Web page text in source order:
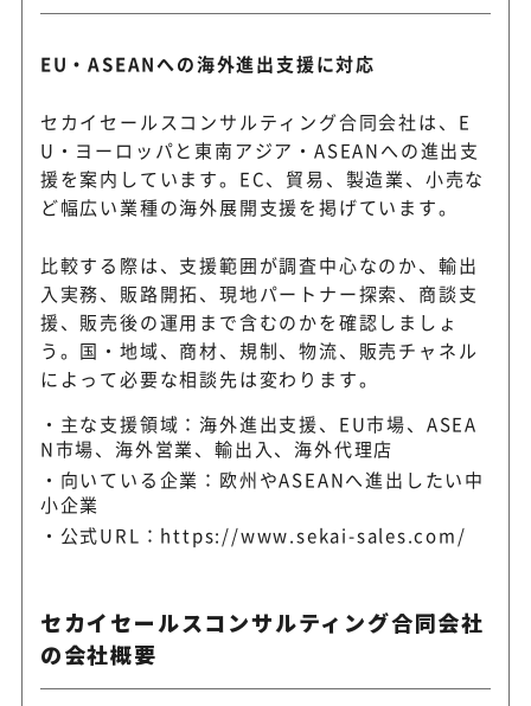
EU・ASEANへの海外進出支援に対応
セカイセールスコンサルティング合同会社は、E
U・ヨーロッパと東南アジア・ASEANへの進出支
援を案内しています。EC、貿易、製造業、小売な
ど幅広い業種の海外展開支援を掲げています。
比較する際は、支援範囲が調査中心なのか、輸出
入実務、販路開拓、現地パートナー探索、商談支
援、販売後の運用まで含むのかを確認しましょ
う。国・地域、商材、規制、物流、販売チャネル
によって必要な相談先は変わります。
主な支援領域：海外進出支援、EU市場、ASEA
N市場、海外営業、輸出入、海外代理店
向いている企業：欧州やASEANへ進出したい中
小企業
公式URL： https://www.sekai-sales.com/
セカイセールスコンサルティング合同会社
の会社概要